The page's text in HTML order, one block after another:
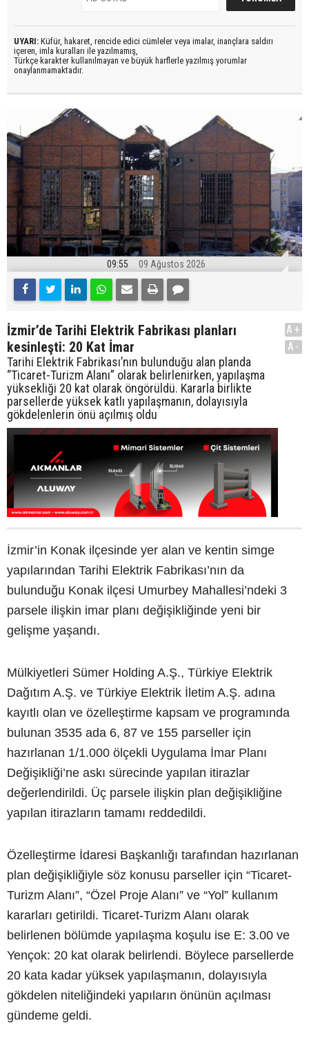
UYARI: Küfür, hakaret, rencide edici cümleler veya imalar, inançlara saldırı
içeren, imla kuralları ile yazılmamış,
Türkçe karakter kullanılmayan ve büyük harflerle yazılmış yorumlar
onaylanmamaktadır.
09:55 09 Ağustos 2026
İzmir’de Tarihi Elektrik Fabrikası planları
kesinleşti: 20 Kat İmar
Tarihi Elektrik Fabrikası’nın bulunduğu alan planda
“Ticaret-Turizm Alanı” olarak belirlenirken, yapılaşma
yüksekliği 20 kat olarak öngörüldü. Kararla birlikte
parsellerde yüksek katlı yapılaşmanın, dolayısıyla
gökdelenlerin önü açılmış oldu
A+
A-
İzmir’in Konak ilçesinde yer alan ve kentin simge
yapılarından Tarihi Elektrik Fabrikası’nın da
bulunduğu Konak ilçesi Umurbey Mahallesi’ndeki 3
parsele ilişkin imar planı değişikliğinde yeni bir
gelişme yaşandı.
Mülkiyetleri Sümer Holding A.Ş., Türkiye Elektrik
Dağıtım A.Ş. ve Türkiye Elektrik İletim A.Ş. adına
kayıtlı olan ve özelleştirme kapsam ve programında
bulunan 3535 ada 6, 87 ve 155 parseller için
hazırlanan 1/1.000 ölçekli Uygulama İmar Planı
Değişikliği’ne askı sürecinde yapılan itirazlar
değerlendirildi. Üç parsele ilişkin plan değişikliğine
yapılan itirazların tamamı reddedildi.
Özelleştirme İdaresi Başkanlığı tarafından hazırlanan
plan değişikliğiyle söz konusu parseller için “Ticaret-
Turizm Alanı”, “Özel Proje Alanı” ve “Yol” kullanım
kararları getirildi. Ticaret-Turizm Alanı olarak
belirlenen bölümde yapılaşma koşulu ise E: 3.00 ve
Yençok: 20 kat olarak belirlendi. Böylece parsellerde
20 kata kadar yüksek yapılaşmanın, dolayısıyla
gökdelen niteliğindeki yapıların önünün açılması
gündeme geldi.